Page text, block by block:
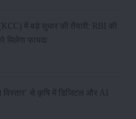
में बड़े सुधार की तैयारी: RBI की
मिलेगा फायदा
विस्तार’ से कृषि में डिजिटल और AI